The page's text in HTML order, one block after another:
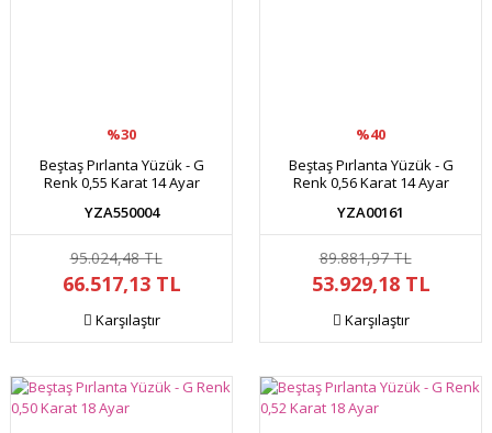
%30
Beştaş Pırlanta Yüzük - G
Renk 0,55 Karat 14 Ayar
YZA550004
95.024,48 TL
66.517,13 TL
Karşılaştır
%40
Beştaş Pırlanta Yüzük - G
Renk 0,56 Karat 14 Ayar
YZA00161
89.881,97 TL
53.929,18 TL
Karşılaştır